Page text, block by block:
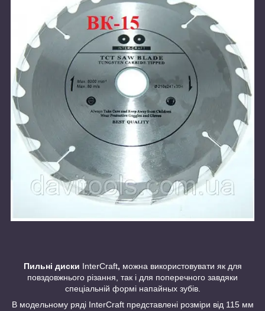
Пильні диски InterCraft, можна використовувати як для
повздовжнього різання, так і для поперечного завдяки
спеціальній формі напайных зубів.
В модельному ряді InterCraft представлені розміри від 115 мм